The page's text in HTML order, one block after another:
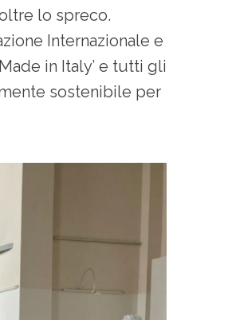
lo spreco.
Internazionale e
in Italy’ e tutti gli
sostenibile per